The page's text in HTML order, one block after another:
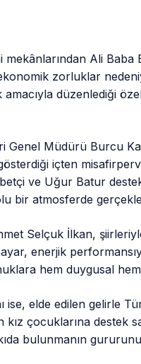
mekânlarından Ali Baba
zorluklar
düzenlediği
Genel Müdürü Burcu
içten
ve Uğur Batur
bir atmosferde
Selçuk İlkan,
enerjik
hem duygusal
ise, elde edilen gelirle
çocuklarına destek
bulunmanın gururunu